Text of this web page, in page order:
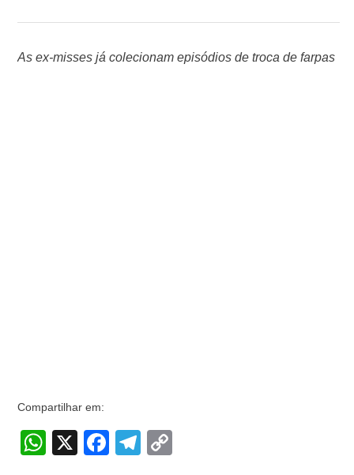
As ex-misses já colecionam episódios de troca de farpas
Compartilhar em:
W
X
F
T